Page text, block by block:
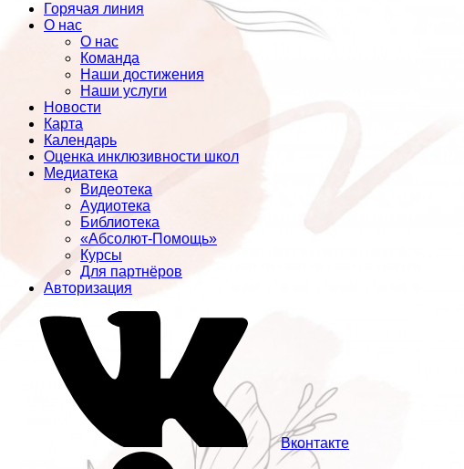
Горячая линия
О нас
О нас
Команда
Наши достижения
Наши услуги
Новости
Карта
Календарь
Оценка инклюзивности школ
Медиатека
Видеотека
Аудиотека
Библиотека
«Абсолют-Помощь»
Курсы
Для партнёров
Авторизация
Вконтакте